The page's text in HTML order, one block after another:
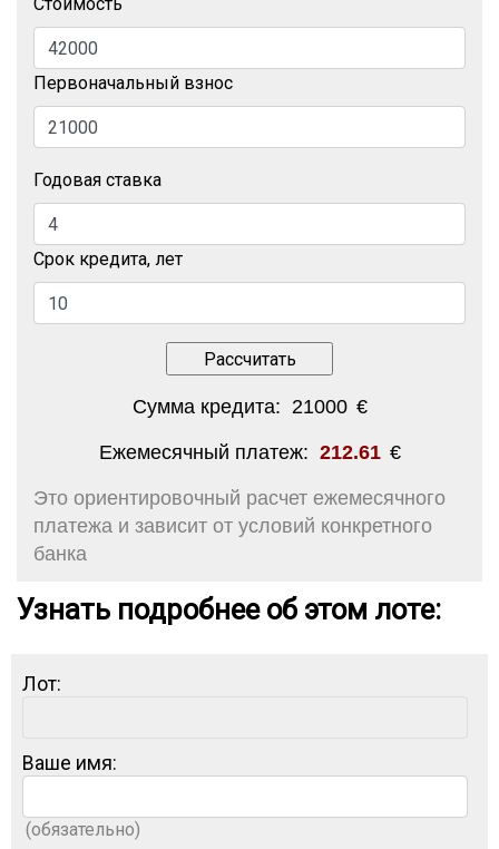
Первоначальный взнос
Годовая ставка
Срок кредита, лет
Сумма кредита: 21000 €
Ежемесячный платеж: 212.61 €
Это ориентировочный расчет ежемесячного
платежа и зависит от условий конкретного
банка
Узнать подробнее об этом лоте:
Лот:
Ваше имя:
(обязательно)